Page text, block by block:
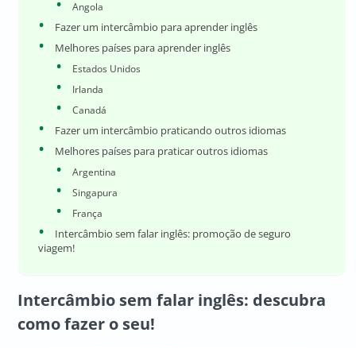
Angola
Fazer um intercâmbio para aprender inglês
Melhores países para aprender inglês
Estados Unidos
Irlanda
Canadá
Fazer um intercâmbio praticando outros idiomas
Melhores países para praticar outros idiomas
Argentina
Singapura
França
Intercâmbio sem falar inglês: promoção de seguro
viagem!
Intercâmbio sem falar inglês: descubra
como fazer o seu!